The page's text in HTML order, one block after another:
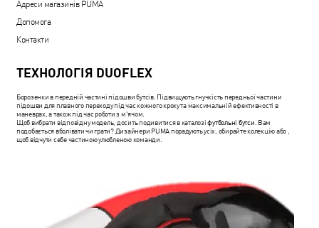
ТЕХНОЛОГІЯ DUOFLEX
Борозенки в передній частині підошви бутсів. Підвищують гнучкість передньої частини
підошви для плавного переходу під час кожного кроку та максимальній ефективності в
маневрах, а також під час роботи з м'ячом.
Щоб вибрати відповідну модель, досить подивитися в каталозіфутбольні бутси . Вам
подобається вболівати чи грати? Дизайнери PUMA порадують усіх, обирайте колекцію або ,
щоб відчути себе частиною улюбленою команди.
Адреси магазинів PUMA
Допомога
Контакти